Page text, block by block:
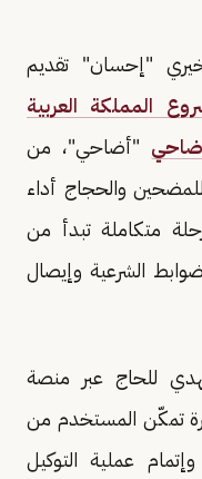
"إحسان" تقديم
المملكة العربية
"أضاحي"، من
والحجاج أداء
متكاملة تبدأ من
الشرعية وإيصال
للحاج عبر منصة
تمكّن المستخدم من
عملية التوكيل